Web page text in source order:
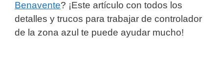
Benavente? ¡Este artículo con todos los
detalles y trucos para trabajar de controlador
de la zona azul te puede ayudar mucho!